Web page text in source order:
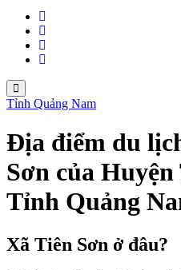
Tỉnh Quảng Nam
Địa điểm du
Sơn của
Tỉnh Quảng
Xã Tiên Sơn ở đâu?